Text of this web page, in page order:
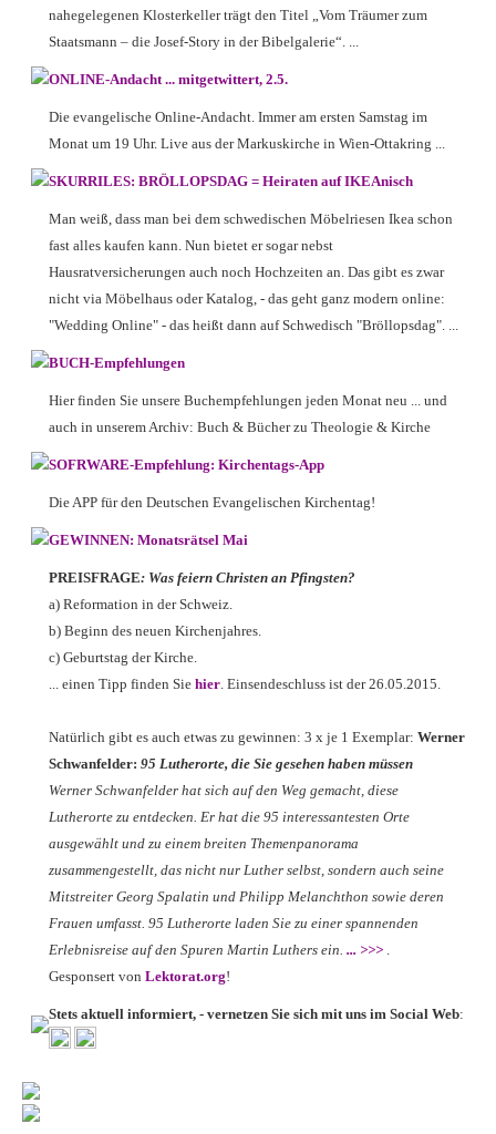
nahegelegenen Klosterkeller trägt den Titel „Vom Träumer zum
Staatsmann – die Josef-Story in der Bibelgalerie“. ...
ONLINE-Andacht ... mitgetwittert, 2.5.
Die evangelische Online-Andacht. Immer am ersten Samstag im
Monat um 19 Uhr. Live aus der Markuskirche in Wien-Ottakring ...
SKURRILES: BRÖLLOPSDAG = Heiraten auf IKEAnisch
Man weiß, dass man bei dem schwedischen Möbelriesen Ikea schon
fast alles kaufen kann. Nun bietet er sogar nebst
Hausratversicherungen auch noch Hochzeiten an. Das gibt es zwar
nicht via Möbelhaus oder Katalog, - das geht ganz modern online:
"Wedding Online" - das heißt dann auf Schwedisch "Bröllopsdag". ...
BUCH-Empfehlungen
Hier finden Sie unsere Buchempfehlungen jeden Monat neu ... und
auch in unserem Archiv: Buch & Bücher zu Theologie & Kirche
SOFRWARE-Empfehlung: Kirchentags-App
Die APP für den Deutschen Evangelischen Kirchentag!
GEWINNEN: Monatsrätsel Mai
PREISFRAGE: Was feiern Christen an Pfingsten?
a) Reformation in der Schweiz.
b) Beginn des neuen Kirchenjahres.
c) Geburtstag der Kirche.
... einen Tipp finden Sie hier. Einsendeschluss ist der 26.05.2015.
Natürlich gibt es auch etwas zu gewinnen: 3 x je 1 Exemplar: Werner
Schwanfelder: 95 Lutherorte, die Sie gesehen haben müssen
Werner Schwanfelder hat sich auf den Weg gemacht, diese
Lutherorte zu entdecken. Er hat die 95 interessantesten Orte
ausgewählt und zu einem breiten Themenpanorama
zusammengestellt, das nicht nur Luther selbst, sondern auch seine
Mitstreiter Georg Spalatin und Philipp Melanchthon sowie deren
Frauen umfasst. 95 Lutherorte laden Sie zu einer spannenden
Erlebnisreise auf den Spuren Martin Luthers ein. ... >>> .
Gesponsert von Lektorat.org!
Stets aktuell informiert, - vernetzen Sie sich mit uns im Social Web: